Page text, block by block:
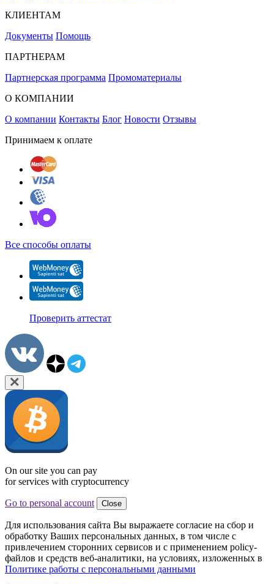
КЛИЕНТАМ
Документы Помощь
ПАРТНЕРАМ
Партнерская программа Промоматериалы
О КОМПАНИИ
О компании Контакты Блог Новости Отзывы
Принимаем к оплате
Все способы оплаты
Проверить аттестат
On our site you can pay
for services with cryptocurrency
Go to personal account Close
Для использования сайта Вы выражаете согласие на сбор и
обработку Ваших персональных данных, в том числе с
привлечением сторонних сервисов и с применением policy-
файлов и средств веб-аналитики, на условиях, изложенных в
Политике работы с персональными данными